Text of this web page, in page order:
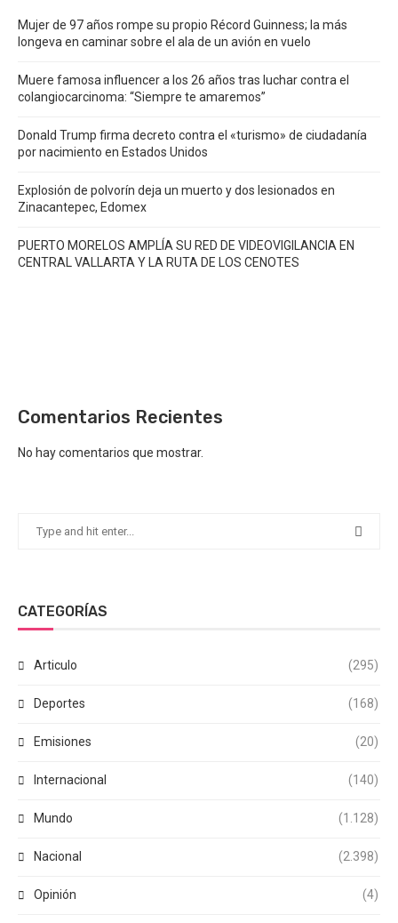
Mujer de 97 años rompe su propio Récord Guinness; la más
longeva en caminar sobre el ala de un avión en vuelo
Muere famosa influencer a los 26 años tras luchar contra el
colangiocarcinoma: “Siempre te amaremos”
Donald Trump firma decreto contra el «turismo» de ciudadanía
por nacimiento en Estados Unidos
Explosión de polvorín deja un muerto y dos lesionados en
Zinacantepec, Edomex
PUERTO MORELOS AMPLÍA SU RED DE VIDEOVIGILANCIA EN
CENTRAL VALLARTA Y LA RUTA DE LOS CENOTES
Comentarios Recientes
No hay comentarios que mostrar.
CATEGORÍAS
Articulo (295)
Deportes (168)
Emisiones (20)
Internacional (140)
Mundo (1.128)
Nacional (2.398)
Opinión (4)